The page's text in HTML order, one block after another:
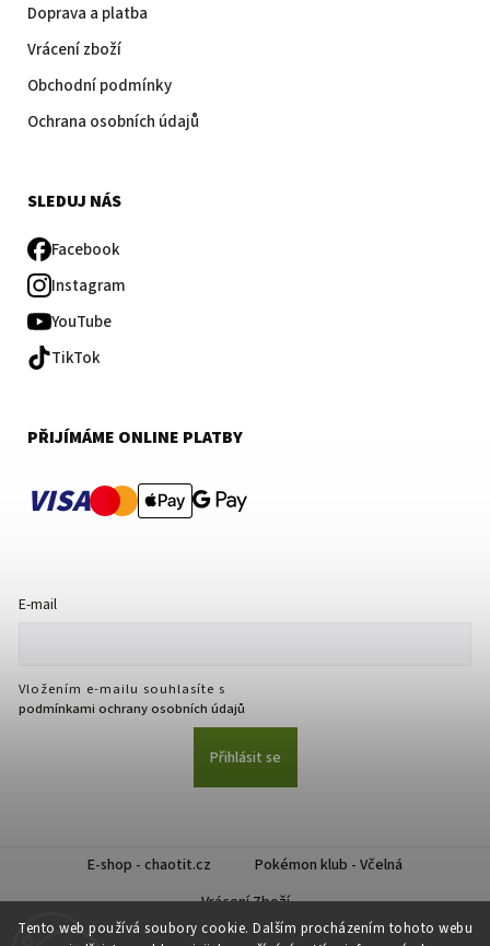
Tento web používá soubory cookie. Dalším procházením tohoto webu
Doprava a platba
Vrácení zboží
Obchodní podmínky
Ochrana osobních údajů
SLEDUJ NÁS
Facebook
Instagram
YouTube
TikTok
PŘIJÍMÁME ONLINE PLATBY
VISA
E-mail
Vložením e-mailu souhlasíte s
podmínkami ochrany osobních údajů
Přihlásit se
E-shop - chaotit.cz
Pokémon klub - Včelná
Vrácení Zboží